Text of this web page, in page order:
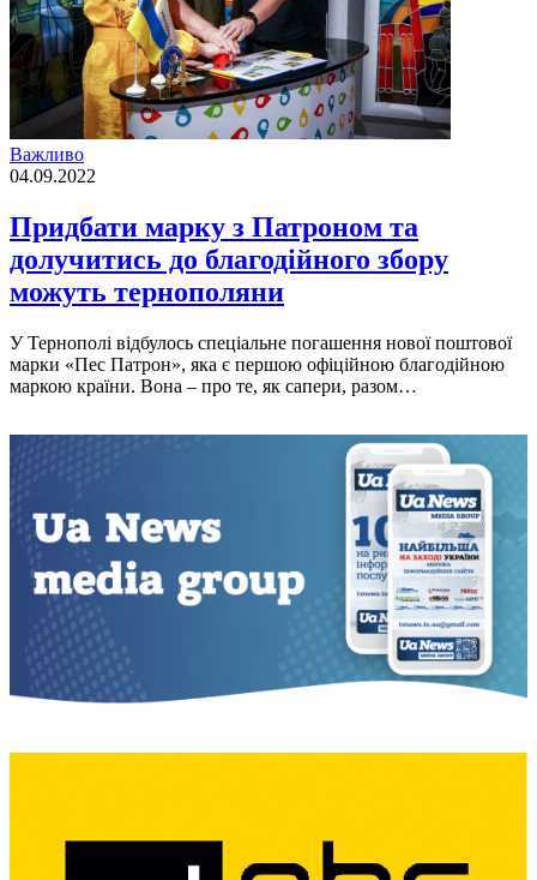
Важливо
04.09.2022
Придбати марку з Патроном та
долучитись до благодійного збору
можуть тернополяни
У Тернополi вiдбулось спецiальне погашення нової поштової
марки «Пес Патрон», яка є першою офiцiйною благодiйною
маркою країни. Вона – про те, як сапери, разом…